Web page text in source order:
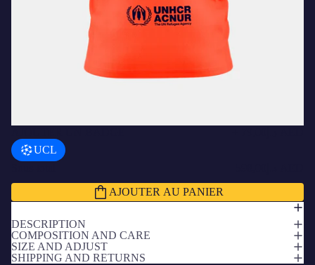
UCL
AJOUTER AU PANIER
DESCRIPTION
COMPOSITION AND CARE
SIZE AND ADJUST
SHIPPING AND RETURNS